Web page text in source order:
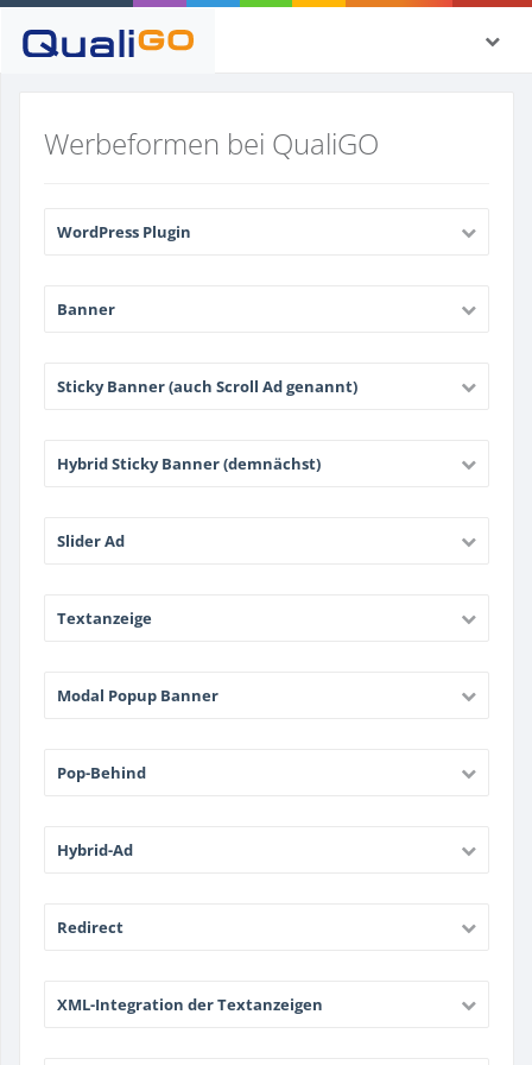
Werbeformen bei QualiGO
WordPress Plugin
Banner
Sticky Banner (auch Scroll Ad genannt)
Hybrid Sticky Banner (demnächst)
Slider Ad
Textanzeige
Modal Popup Banner
Pop-Behind
Hybrid-Ad
Redirect
XML-Integration der Textanzeigen